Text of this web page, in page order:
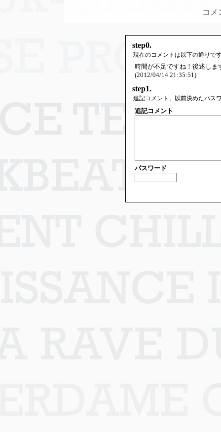
コメ
step0.
現在のコメントは以下の通りで
時間が不足ですね！後述し
(2012/04/14 21:35:51)
step1.
追記コメント、以前決めたパス
追記コメント
パスワード